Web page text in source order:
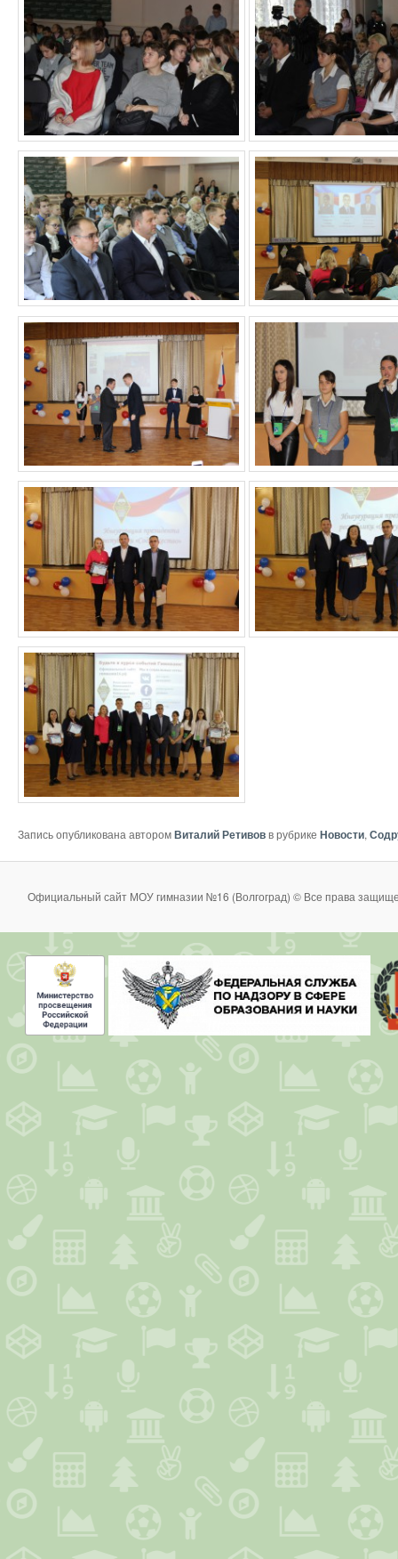
Запись опубликована авторомВиталий Ретивовв рубрике Новости,
Официальный сайт МОУ гимназии №16 (Волгоград) © Все права